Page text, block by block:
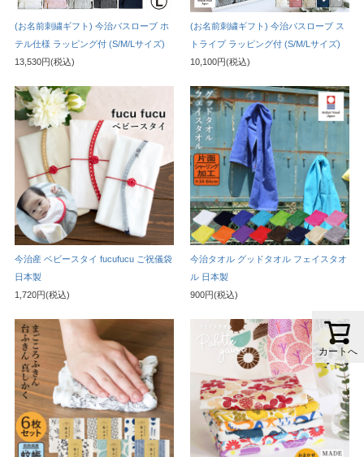
(お名前刺繍ギフト) 今治バスローブ ホ
テル仕様 ラッピング付 (S/M/Lサイズ)
13,530円(税込)
(お名前刺繍ギフト) 今治バスローブ ス
トライプ ラッピング付 (S/M/Lサイズ)
10,100円(税込)
今治産 ベビースタイ fucufucu ご祝儀袋
日本製
1,720円(税込)
今治タオル グッドタオル フェイスタオ
ル 日本製
900円(税込)
カートへ